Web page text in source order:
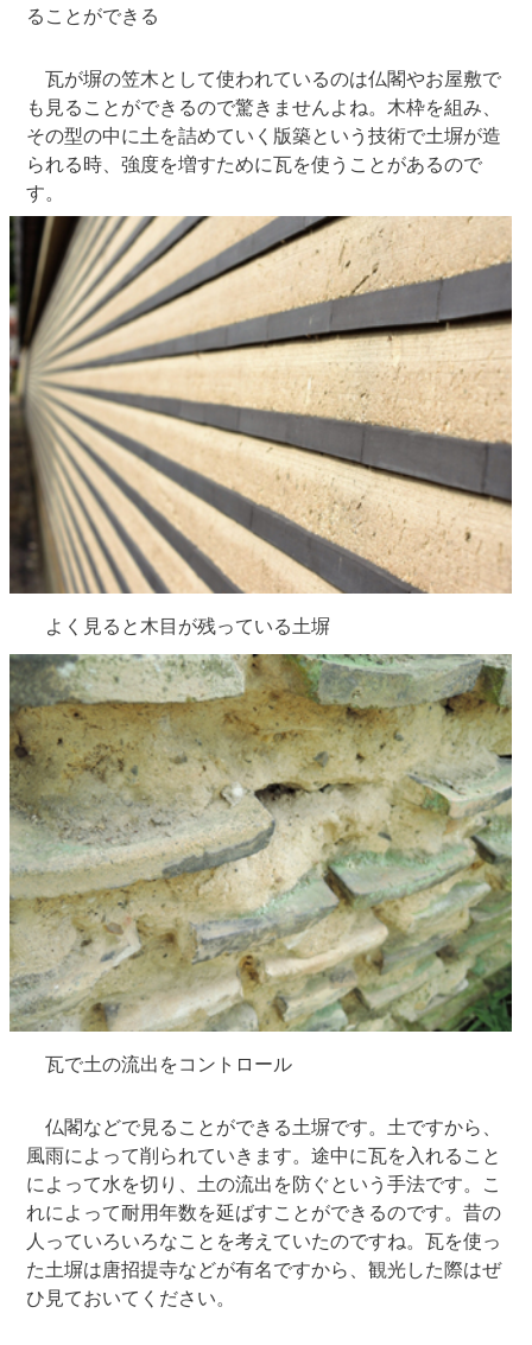
ることができる
瓦が塀の笠木として使われているのは仏閣やお屋敷で
も見ることができるので驚きませんよね。木枠を組み、
その型の中に土を詰めていく版築という技術で土塀が造
られる時、強度を増すために瓦を使うことがあるので
す。
よく見ると木目が残っている土塀
瓦で土の流出をコントロール
仏閣などで見ることができる土塀です。土ですから、
風雨によって削られていきます。途中に瓦を入れること
によって水を切り、土の流出を防ぐという手法です。こ
れによって耐用年数を延ばすことができるのです。昔の
人っていろいろなことを考えていたのですね。瓦を使っ
た土塀は唐招提寺などが有名ですから、観光した際はぜ
ひ見ておいてください。